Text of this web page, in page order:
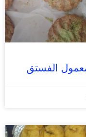
الفستق